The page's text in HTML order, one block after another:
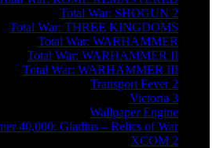
Total War: SHOGUN 2
Total War: THREE KINGDOMS
Total War: WARHAMMER
Total War: WARHAMMER II
Total War: WARHAMMER III
Transport Fever 2
Victoria 3
Wallpaper Engine
40,000: Gladius – Relics of War
XCOM 2